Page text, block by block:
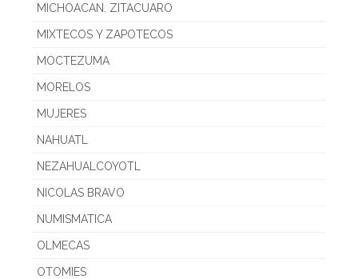
MICHOACAN. ZITACUARO
MIXTECOS Y ZAPOTECOS
MOCTEZUMA
MORELOS
MUJERES
NAHUATL
NEZAHUALCOYOTL
NICOLAS BRAVO
NUMISMATICA
OLMECAS
OTOMIES